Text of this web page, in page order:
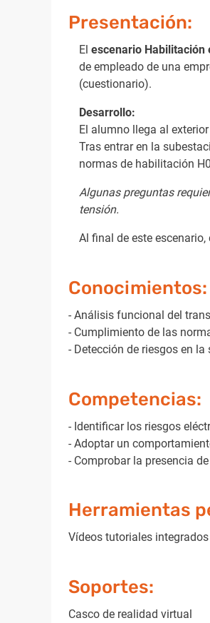
Presentación:
El escenario Habilitación
de empleado de una
(cuestionario).
Desarrollo:
El alumno llega al
Tras entrar en la
normas de habilitación
Algunas preguntas
tensión.
Al final de este
Conocimientos:
- Análisis funcional del
- Cumplimiento de las
- Detección de riesgos en
Competencias:
- Identificar los riesgos
- Adoptar un
- Comprobar la presencia
Herramientas
Vídeos tutoriales
Soportes:
Casco de realidad virtual